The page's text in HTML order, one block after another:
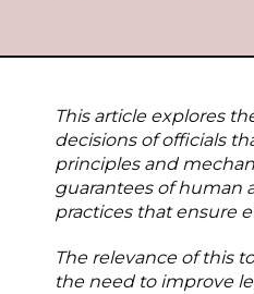
This article explores
decisions of officials
principles and
guarantees of human
practices that ensure
The relevance of this
the need to improve